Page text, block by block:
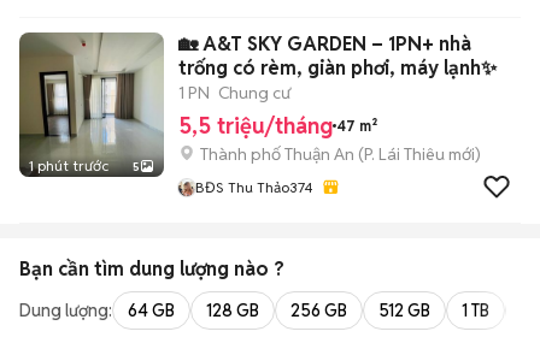
1 phút trước 5
🏡 A&T SKY GARDEN – 1PN+ nhà
trống có rèm, giàn phơi, máy lạnh✨
1 PN Chung cư
5,5 triệu/tháng 47 m²
Thành phố Thuận An (P. Lái Thiêu mới)
BĐS Thu Thảo374
Bạn cần tìm dung lượng nào ?
Dung lượng: 64 GB 128 GB 256 GB 512 GB 1 TB